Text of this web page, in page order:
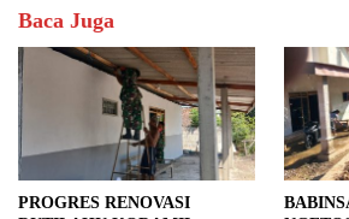
Baca Juga
PROGRES RENOVASI